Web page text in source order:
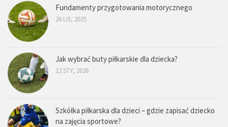
Fundamenty przygotowania motorycznego
26 LIS, 2025
Jak wybrać buty piłkarskie dla dziecka?
12 STY, 2026
Szkółka piłkarska dla dzieci – gdzie zapisać dziecko
na zajęcia sportowe?